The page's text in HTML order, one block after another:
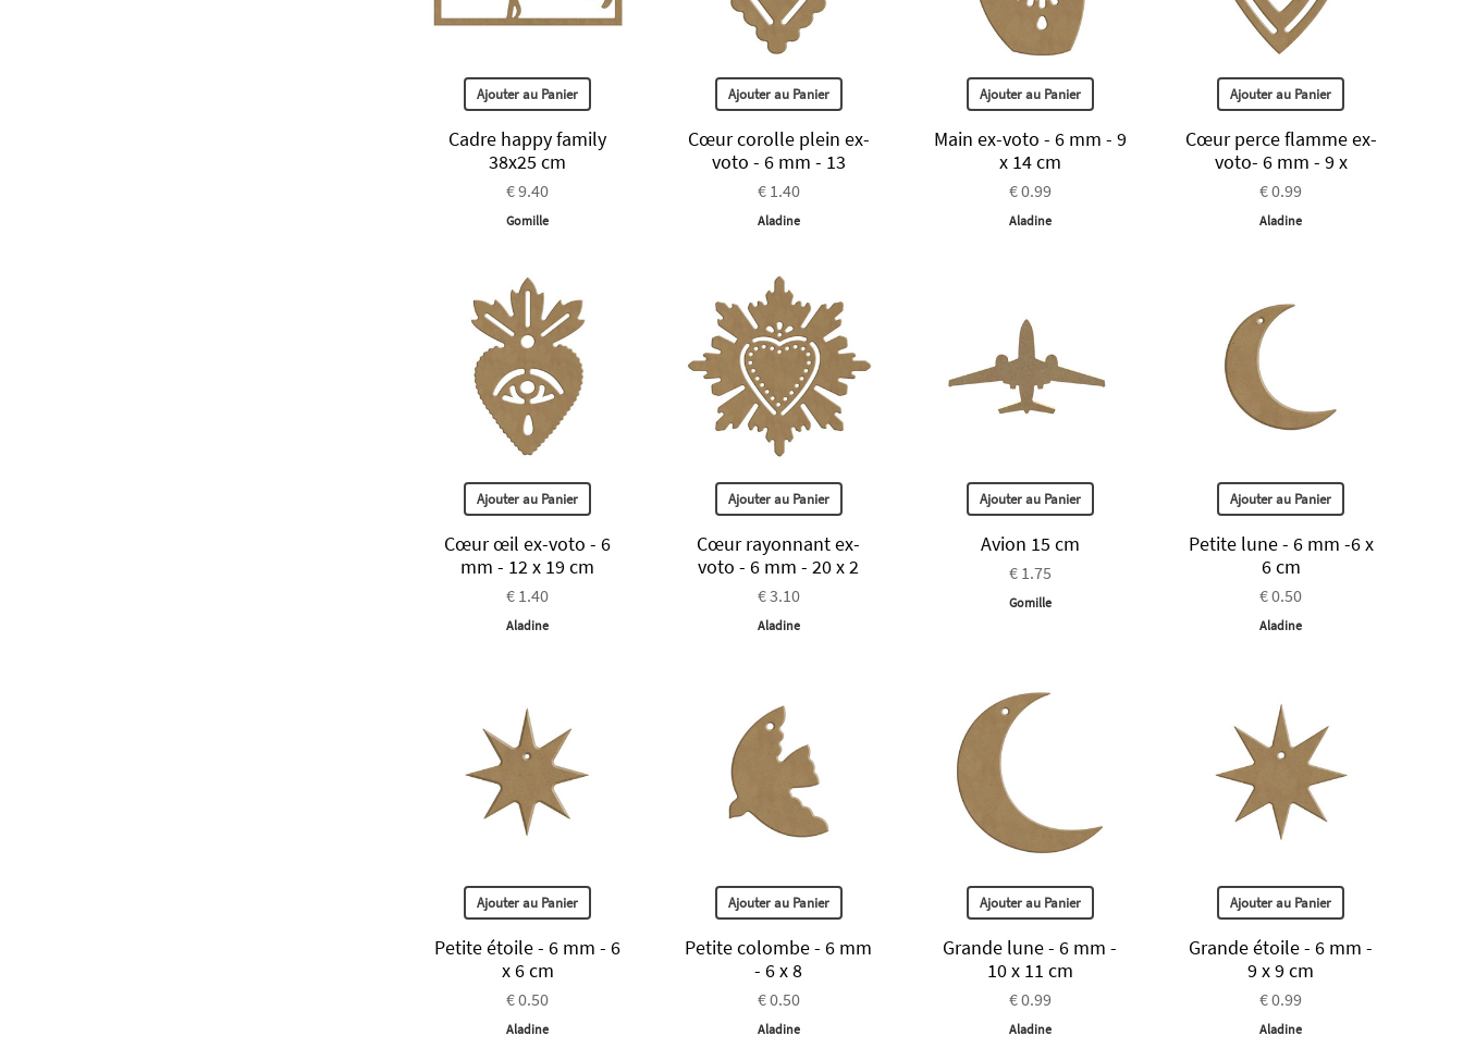
Ajouter au Panier
Cadre happy family
38x25 cm
€ 9.40
Gomille
Ajouter au Panier
Cœur corolle plein ex-
voto - 6 mm - 13
€ 1.40
Aladine
Ajouter au Panier
Main ex-voto - 6 mm - 9
x 14 cm
€ 0.99
Aladine
Ajouter au Panier
Cœur perce flamme ex-
voto- 6 mm - 9 x
€ 0.99
Aladine
Ajouter au Panier
Cœur œil ex-voto - 6
mm - 12 x 19 cm
€ 1.40
Aladine
Ajouter au Panier
Cœur rayonnant ex-
voto - 6 mm - 20 x 2
€ 3.10
Aladine
Ajouter au Panier
Avion 15 cm
€ 1.75
Gomille
Ajouter au Panier
Petite lune - 6 mm -6 x
6 cm
€ 0.50
Aladine
Ajouter au Panier
Petite étoile - 6 mm - 6
x 6 cm
€ 0.50
Aladine
Ajouter au Panier
Petite colombe - 6 mm
- 6 x 8
€ 0.50
Aladine
Ajouter au Panier
Grande lune - 6 mm -
10 x 11 cm
€ 0.99
Aladine
Ajouter au Panier
Grande étoile - 6 mm -
9 x 9 cm
€ 0.99
Aladine